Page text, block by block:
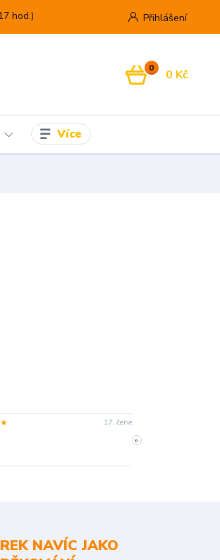
Přihlášení
hod.)
0 0 Kč
Více
17. července
»
NAVÍC JAKO